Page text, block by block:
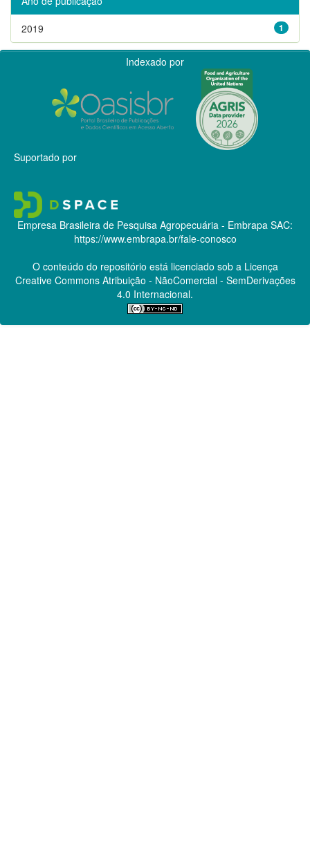
1
2019
Indexado por
Suportado por
Empresa Brasileira de Pesquisa Agropecuária - Embrapa SAC:
https://www.embrapa.br/fale-conosco
O conteúdo do repositório está licenciado sob a Licença
Creative CommonsAtribuição - NãoComercial - SemDerivações
4.0 Internacional.